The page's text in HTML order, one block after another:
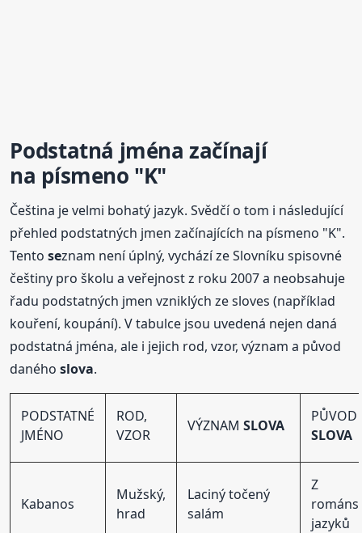
Podstatná jména začínají
na písmeno "K"
Čeština je velmi bohatý jazyk. Svědčí o tom i následující
přehled podstatných jmen začínajících na písmeno "K".
Tentoseznam není úplný, vychází ze Slovníku spisovné
češtiny pro školu a veřejnost z roku 2007 a neobsahuje
řadu podstatných jmen vzniklých ze sloves (například
kouření, koupání). V tabulce jsou uvedená nejen daná
podstatná jména, ale i jejich rod, vzor, význam a původ
danéhoslova.
PODSTATNÉ
JMÉNO
ROD,
VZOR
VÝZNAMSLOVA
PŮVOD
SLOVA
Kabanos
Mužský,
hrad
Laciný točený
salám
Z
jazyků